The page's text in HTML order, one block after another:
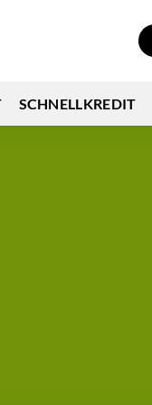
SCHNELLKREDIT